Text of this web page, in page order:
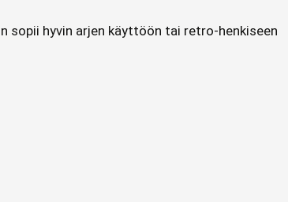
sopii hyvin arjen käyttöön tai retro‑henkiseen